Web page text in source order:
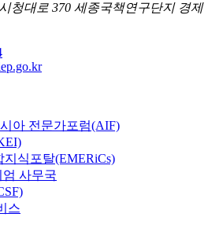
청대로 370 세종국책연구단지 경제
아 전문가포럼(AIF)
식포탈(EMERiCs)
엄 사무국
스